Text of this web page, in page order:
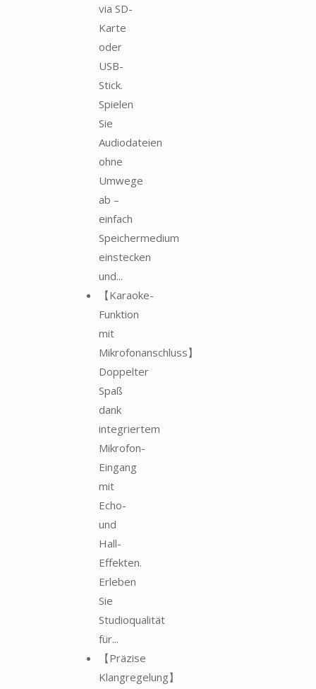
via SD-
Karte
oder
USB-
Stick.
Spielen
Sie
Audiodateien
ohne
Umwege
ab –
einfach
Speichermedium
einstecken
und...
【Karaoke-
Funktion
mit
Mikrofonanschluss】
Doppelter
Spaß
dank
integriertem
Mikrofon-
Eingang
mit
Echo-
und
Hall-
Effekten.
Erleben
Sie
Studioqualität
für...
【Präzise
Klangregelung】